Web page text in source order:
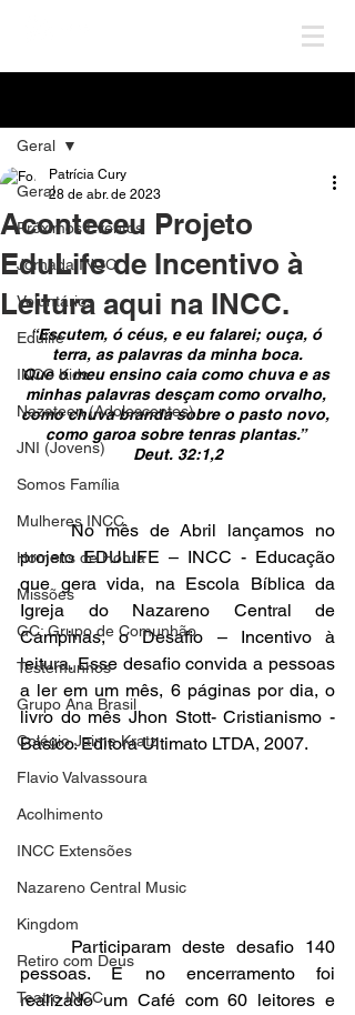
Geral
Próximos Eventos
Jornada INCC
Voluntários
Edulife
INCC Kids
Nazateen (Adolescentes)
JNI (Jovens)
Somos Família
Mulheres INCC
Homens de Honra
Missões
GC: Grupo de Comunhão
Testemunhos
Grupo Ana Brasil
Colégio Jaime Kratz
Flavio Valvassoura
Acolhimento
INCC Extensões
Nazareno Central Music
Kingdom
Retiro com Deus
Teatro INCC
Geral
Aconteceu Projeto
EduLife de Incentivo à
Leitura aqui na INCC.
Patrícia Cury
28 de abr. de 2023
“Escutem, ó céus, e eu falarei; ouça, ó
terra, as palavras da minha boca.
Que o meu ensino caia como chuva e as
minhas palavras desçam como orvalho,
como chuva branda sobre o pasto novo,
como garoa sobre tenras plantas.”
Deut. 32:1,2
	No mês de Abril lançamos no
projeto EDULIFE – INCC - Educação
que gera vida, na Escola Bíblica da
Igreja do Nazareno Central de
Campinas, o Desafio – Incentivo à
leitura. Esse desafio convida a pessoas
a ler em um mês, 6 páginas por dia, o
livro do mês Jhon Stott- Cristianismo -
Básico. Editora Ultimato LTDA, 2007.
pessoas. E no encerramento foi
realizado um Café com 60 leitores e